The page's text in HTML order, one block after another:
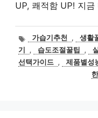
UP, 쾌적함 UP! 지
태가습기추천 , 생활
기
, 습도조절꿀팁 ,
선택가이드 , 제품별성